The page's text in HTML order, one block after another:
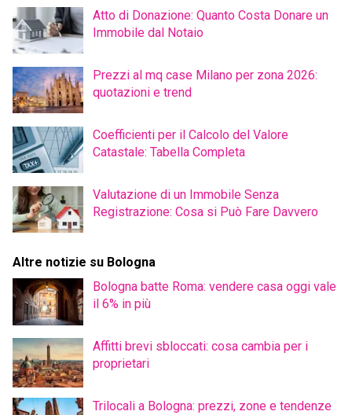
Atto di Donazione: Quanto Costa Donare un
Immobile dal Notaio
Prezzi al mq case Milano per zona 2026:
quotazioni e trend
Coefficienti per il Calcolo del Valore
Catastale: Tabella Completa
Valutazione di un Immobile Senza
Registrazione: Cosa si Può Fare Davvero
Altre notizie su Bologna
Bologna batte Roma: vendere casa oggi vale
il 6% in più
Affitti brevi sbloccati: cosa cambia per i
proprietari
Trilocali a Bologna: prezzi, zone e tendenze